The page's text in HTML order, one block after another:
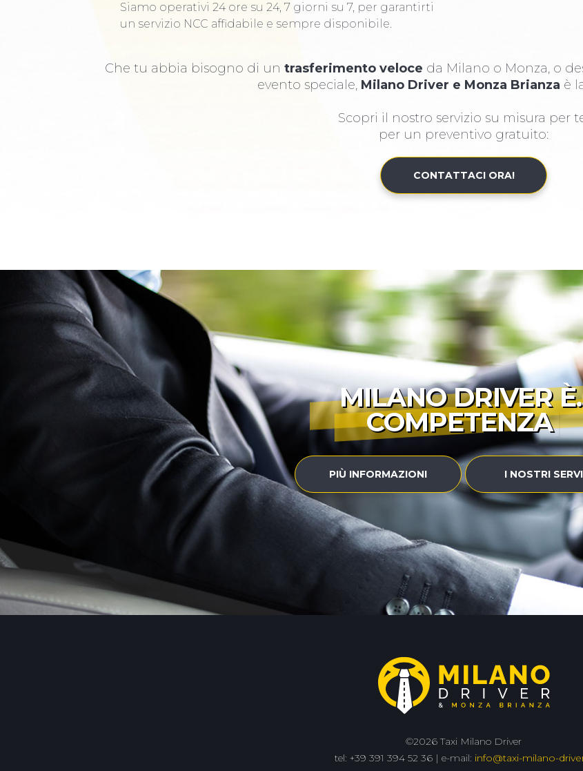
Siamo operativi 24 ore su 24, 7 giorni su 7, per garantirti
un servizio NCC affidabile e sempre disponibile.
Che tu abbia bisogno di un trasferimento veloce da Milano o Monza, o
evento speciale, Milano Driver e Monza Brianza è
Scopri il nostro servizio su misura per
per un preventivo gratuito:
CONTATTACI ORA!
MILANO DRIVER
COMPETENZA|
PIÙ INFORMAZIONI I NOSTRI
©2026 Taxi Milano Driver
tel: +39 391 394 52 36 | e-mail: info@taxi-milano-